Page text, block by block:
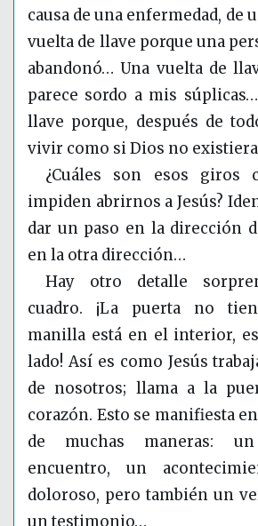
causa de una enfermedad, de
vuelta de llave porque una
abandonó… Una vuelta de
parece sordo a mis
llave porque, después de
vivir como si Dios no
¿Cuáles son esos giros
impiden abrirnos a Jesús?
dar un paso en la dirección
en la otra dirección…
Hay otro detalle
cuadro. ¡La puerta no
manilla está en el interior,
lado! Así es como Jesús
de nosotros; llama a la
corazón. Esto se manifiesta
de muchas maneras:
encuentro, un
doloroso, pero también un
un testimonio…